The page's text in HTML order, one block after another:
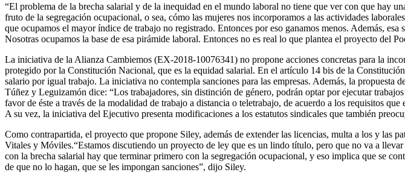
“El problema de la brecha salarial y de la inequidad en el mundo laboral no tiene que ver con que
fruto de la segregación ocupacional, o sea, cómo las mujeres nos incorporamos a las actividades
que ocupamos el mayor índice de trabajo no registrado. Entonces por eso ganamos menos. Además,
Nosotras ocupamos la base de esa pirámide laboral. Entonces no es real lo que plantea el proyecto del
La iniciativa de la Alianza Cambiemos (EX-2018-10076341) no propone acciones concretas para la
protegido por la Constitución Nacional, que es la equidad salarial. En el artículo 14 bis de la
salario por igual trabajo. La iniciativa no contempla sanciones para las empresas. Además, la
Túñez y Leguizamón dice: “Los trabajadores, sin distinción de género, podrán optar por ejecutar
favor de éste a través de la modalidad de trabajo a distancia o teletrabajo, de acuerdo a los requisitos
A su vez, la iniciativa del Ejecutivo presenta modificaciones a los estatutos sindicales que también
Como contrapartida, el proyecto que propone Siley, además de extender las licencias, multa a los y las
Vitales y Móviles.“Estamos discutiendo un proyecto de ley que es un lindo título, pero que no va a
con la brecha salarial hay que terminar primero con la segregación ocupacional, y eso implica que se
de que no lo hagan, que se les impongan sanciones”, dijo Siley.